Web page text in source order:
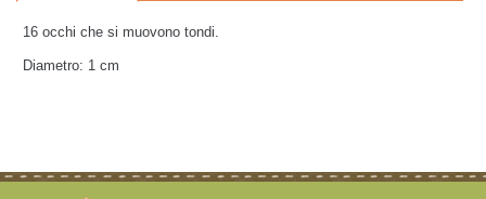
16 occhi che si muovono tondi.
Diametro: 1 cm